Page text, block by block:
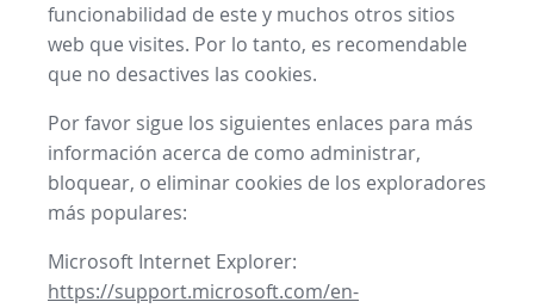
funcionabilidad de este y muchos otros sitios
web que visites. Por lo tanto, es recomendable
que no desactives las cookies.
Por favor sigue los siguientes enlaces para más
información acerca de como administrar,
bloquear, o eliminar cookies de los exploradores
más populares:
Microsoft Internet Explorer:
https://support.microsoft.com/en-